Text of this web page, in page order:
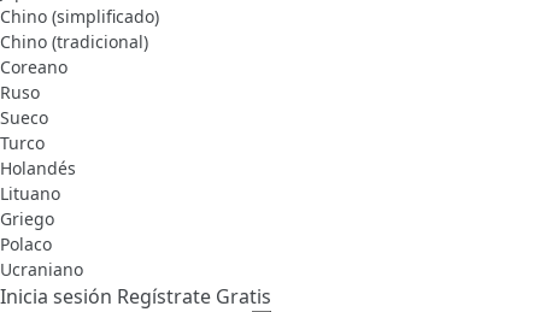
Chino (simplificado)
Chino (tradicional)
Coreano
Ruso
Sueco
Turco
Holandés
Lituano
Griego
Polaco
Ucraniano
Inicia sesión Regístrate Gratis